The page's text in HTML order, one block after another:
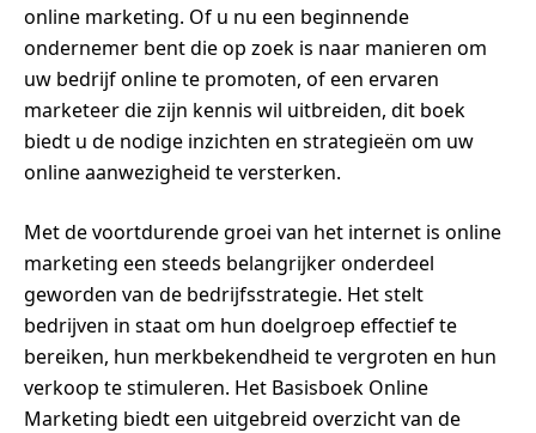
online marketing. Of u nu een beginnende
ondernemer bent die op zoek is naar manieren om
uw bedrijf online te promoten, of een ervaren
marketeer die zijn kennis wil uitbreiden, dit boek
biedt u de nodige inzichten en strategieën om uw
online aanwezigheid te versterken.
Met de voortdurende groei van het internet is online
marketing een steeds belangrijker onderdeel
geworden van de bedrijfsstrategie. Het stelt
bedrijven in staat om hun doelgroep effectief te
bereiken, hun merkbekendheid te vergroten en hun
verkoop te stimuleren. Het Basisboek Online
Marketing biedt een uitgebreid overzicht van de